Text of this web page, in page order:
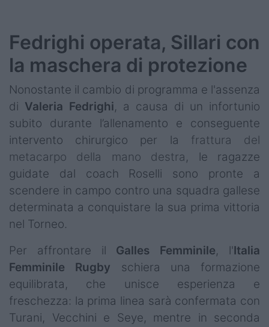
Fedrighi operata, Sillari con
la maschera di protezione
Nonostante il cambio di programma e l'assenza
di Valeria Fedrighi, a causa di un infortunio
subito durante l’allenamento e conseguente
intervento chirurgico per la frattura del
metacarpo della mano destra, le ragazze
guidate dal coach Roselli sono pronte a
scendere in campo contro una squadra gallese
determinata a conquistare la sua prima vittoria
nel Torneo.
Per affrontare il Galles Femminile, l'Italia
Femminile Rugby schiera una formazione
equilibrata, che unisce esperienza e
freschezza: la prima linea sarà confermata con
Turani, Vecchini e Seye, mentre in seconda